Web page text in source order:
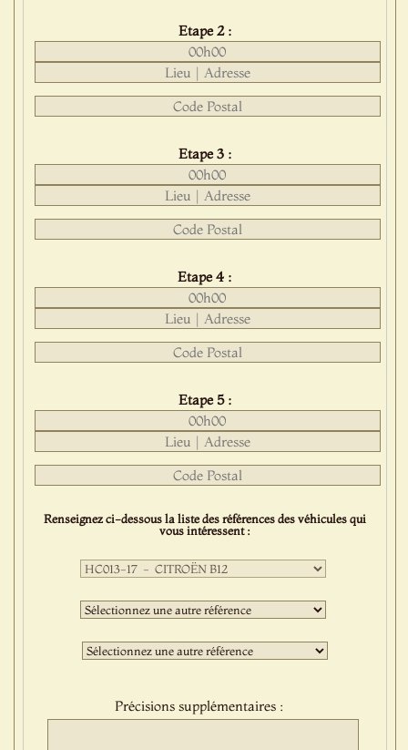
Etape 2 :
Etape 3 :
Etape 4 :
Etape 5 :
Renseignez ci-dessous la liste des références des véhicules qui
vous intéressent :
Première
sélection
:Deuxième
sélection
:Troisième
sélection
Précisions supplémentaires :